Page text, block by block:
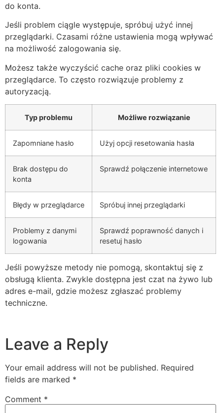
do konta.
Jeśli problem ciągle występuje, spróbuj użyć innej
przeglądarki. Czasami różne ustawienia mogą wpływać
na możliwość zalogowania się.
Możesz także wyczyścić cache oraz pliki cookies w
przeglądarce. To często rozwiązuje problemy z
autoryzacją.
Typ problemu Możliwe rozwiązanie
Zapomniane hasło Użyj opcji resetowania hasła
Brak dostępu do
konta
Sprawdź połączenie internetowe
Błędy w przeglądarce Spróbuj innej przeglądarki
Problemy z danymi
logowania
Sprawdź poprawność danych i
resetuj hasło
Jeśli powyższe metody nie pomogą, skontaktuj się z
obsługą klienta. Zwykle dostępna jest czat na żywo lub
adres e-mail, gdzie możesz zgłaszać problemy
techniczne.
Leave a Reply
Your email address will not be published. Required
fields are marked *
Comment *